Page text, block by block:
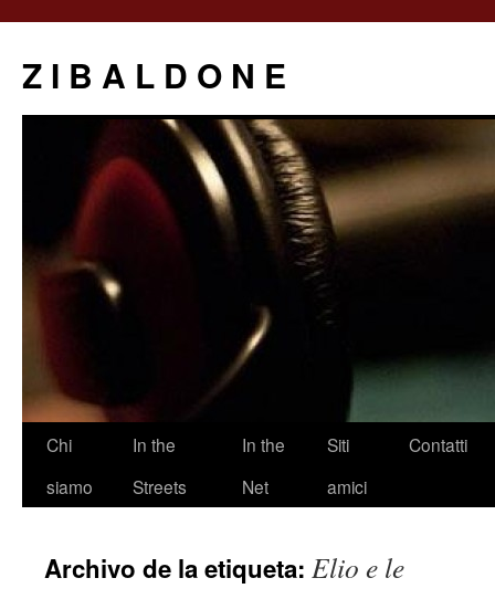
Z I B A L D O N E
Saltar
Chi
siamo
In the
Streets
In the
Net
Siti
amici
Contatti
Archivo de la etiqueta: Elio e le